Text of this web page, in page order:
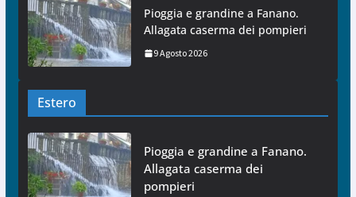
Pioggia e grandine a Fanano.
Allagata caserma dei pompieri
9 Agosto 2026
Estero
Pioggia e grandine a Fanano.
Allagata caserma dei
pompieri